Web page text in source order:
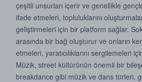
çeşitli unsurları içerir ve genellikle
ifade etmeleri, topluluklarını
geliştirmeleri için bir platform sağlar.
arasında bir bağ oluşturur ve onların
etmeleri, yaratıcılıklarını sergilemeleri
Müzik, street kültürünün önemli bir
breakdance gibi müzik ve dans türleri,